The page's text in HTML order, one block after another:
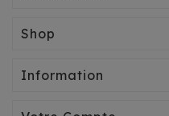
Shop
Information